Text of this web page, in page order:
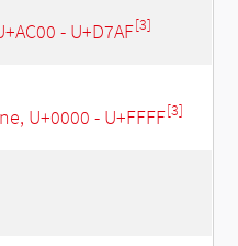
- U+D7AF[3]
U+0000 - U+FFFF[3]